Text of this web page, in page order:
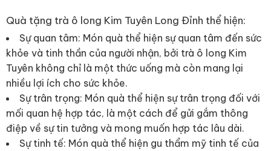
Quà tặng trà ô long Kim Tuyên Long Đỉnh thể hiện:
Sự quan tâm: Món quà thể hiện sự quan tâm đến sức
khỏe và tinh thần của người nhận, bởi trà ô long Kim
Tuyên không chỉ là một thức uống mà còn mang lại
nhiều lợi ích cho sức khỏe.
Sự trân trọng: Món quà thể hiện sự trân trọng đối với
mối quan hệ hợp tác, là một cách để gửi gắm thông
điệp về sự tin tưởng và mong muốn hợp tác lâu dài.
Sự tinh tế: Món quà thể hiện gu thẩm mỹ tinh tế của